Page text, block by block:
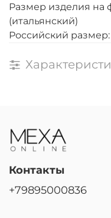
Размер изделия на
(итальянский)
Российский
Контакты
+79895000836